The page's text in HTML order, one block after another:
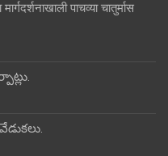
पाचव्या चातुर्मास